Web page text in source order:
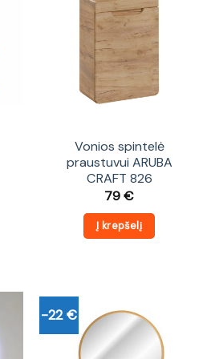
Vonios spintelė
praustuvui ARUBA
CRAFT 826
79€
Į krepšelį
-22 €